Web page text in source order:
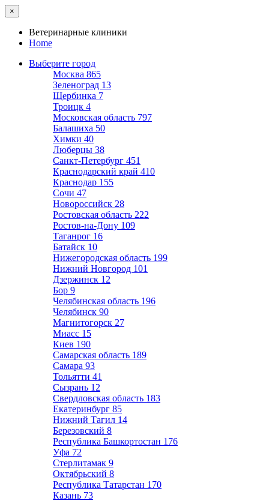
×
Ветеринарные клиники
Home
Выберите город
Москва 865
Зеленоград 13
Щербинка 7
Троицк 4
Московская область 797
Балашиха 50
Химки 40
Люберцы 38
Санкт-Петербург 451
Краснодарский край 410
Краснодар 155
Сочи 47
Новороссийск 28
Ростовская область 222
Ростов-на-Дону 109
Таганрог 16
Батайск 10
Нижегородская область 199
Нижний Новгород 101
Дзержинск 12
Бор 9
Челябинская область 196
Челябинск 90
Магнитогорск 27
Миасс 15
Киев 190
Самарская область 189
Самара 93
Тольятти 41
Сызрань 12
Свердловская область 183
Екатеринбург 85
Нижний Тагил 14
Березовский 8
Республика Башкортостан 176
Уфа 72
Стерлитамак 9
Октябрьский 8
Республика Татарстан 170
Казань 73